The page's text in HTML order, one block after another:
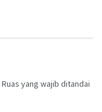
Ruas yang wajib ditandai